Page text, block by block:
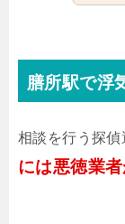
膳所駅で浮
相談を行う探偵
には悪徳業者